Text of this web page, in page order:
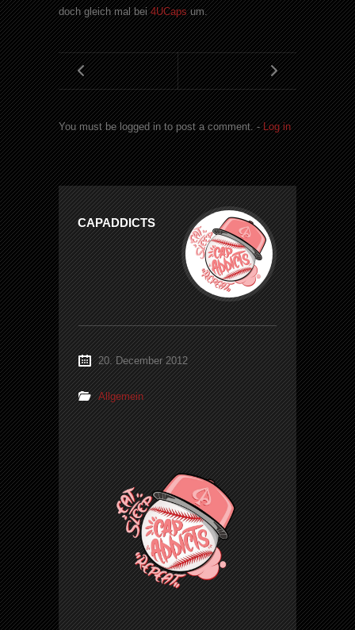
doch gleich mal bei4UCapsum.
You must be logged in to post a comment. -Log in
CAPADDICTS
20. December 2012
Allgemein